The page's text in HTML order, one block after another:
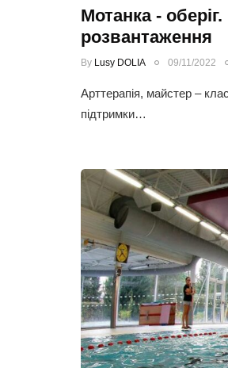
Мотанка -
розвантаження
By Lusy DOLIA 09/11/2022
Арттерапія, майстер –
підтримки…